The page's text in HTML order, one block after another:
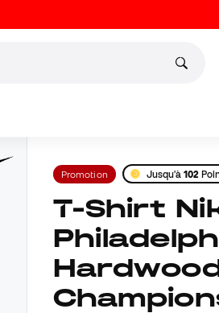
Promotion Jusqu'à102
T-Shirt Nike